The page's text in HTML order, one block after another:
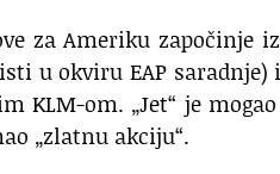
za Ameriku započinje
u okviru EAP
KLM-om. „Jet“ je
„zlatnu akciju“.